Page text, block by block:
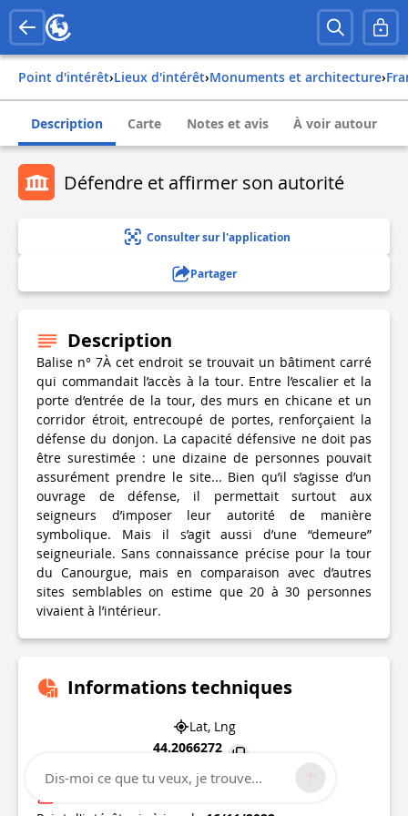
Point d'intérêt› Lieux d'intérêt› Monuments et architecture›
Description Carte Notes et avis À voir autour
Défendre et affirmer son autorité
Consulter sur l'application
Partager
Description
Balise n° 7À cet endroit se trouvait un bâtiment carré
qui commandait l’accès à la tour. Entre l’escalier et la
porte d’entrée de la tour, des murs en chicane et un
corridor étroit, entrecoupé de portes, renforçaient la
défense du donjon. La capacité défensive ne doit pas
être surestimée : une dizaine de personnes pouvait
assurément prendre le site... Bien qu’il s’agisse d’un
ouvrage de défense, il permettait surtout aux
seigneurs d’imposer leur autorité de manière
symbolique. Mais il s’agit aussi d’une “demeure”
seigneuriale. Sans connaissance précise pour la tour
du Canourgue, mais en comparaison avec d’autres
sites semblables on estime que 20 à 30 personnes
vivaient à l’intérieur.
Informations techniques
Lat, Lng
44.2066272
Dis-moi ce que tu veux, je trouve...